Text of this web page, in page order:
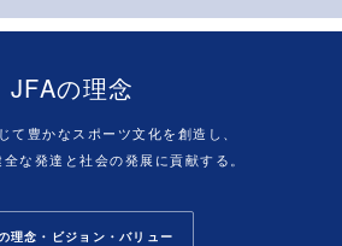
JFAの理念
て豊かなスポーツ文化を創造し、
な発達と社会の発展に貢献する。
理念・ビジョン・バリュー